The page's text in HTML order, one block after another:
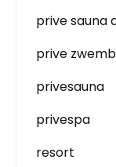
prive sauna
prive
privesauna
privespa
resort